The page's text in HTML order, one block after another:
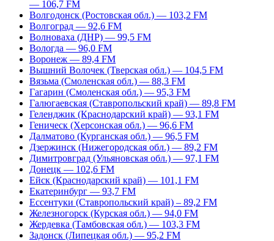
— 106,7 FM
Волгодонск (Ростовская обл.) — 103,2 FM
Волгоград — 92,6 FM
Волноваха (ДНР) — 99,5 FM
Вологда — 96,0 FM
Воронеж — 89,4 FM
Вышний Волочек (Тверская обл.) — 104,5 FM
Вязьма (Смоленская обл.) — 88,3 FM
Гагарин (Смоленская обл.) — 95,3 FM
Галюгаевская (Ставропольский край) — 89,8 FM
Геленджик (Краснодарский край) — 93,1 FM
Геническ (Херсонская обл.) — 96,6 FM
Далматово (Курганская обл.) — 96,5 FM
Дзержинск (Нижегородская обл.) — 89,2 FM
Димитровград (Ульяновская обл.) — 97,1 FM
Донецк — 102,6 FM
Ейск (Краснодарский край) — 101,1 FM
Екатеринбург — 93,7 FM
Ессентуки (Ставропольский край) – 89,2 FM
Железногорск (Курская обл.) — 94,0 FM
Жердевка (Тамбовская обл.) — 103,3 FM
Задонск (Липецкая обл.) — 95,2 FM